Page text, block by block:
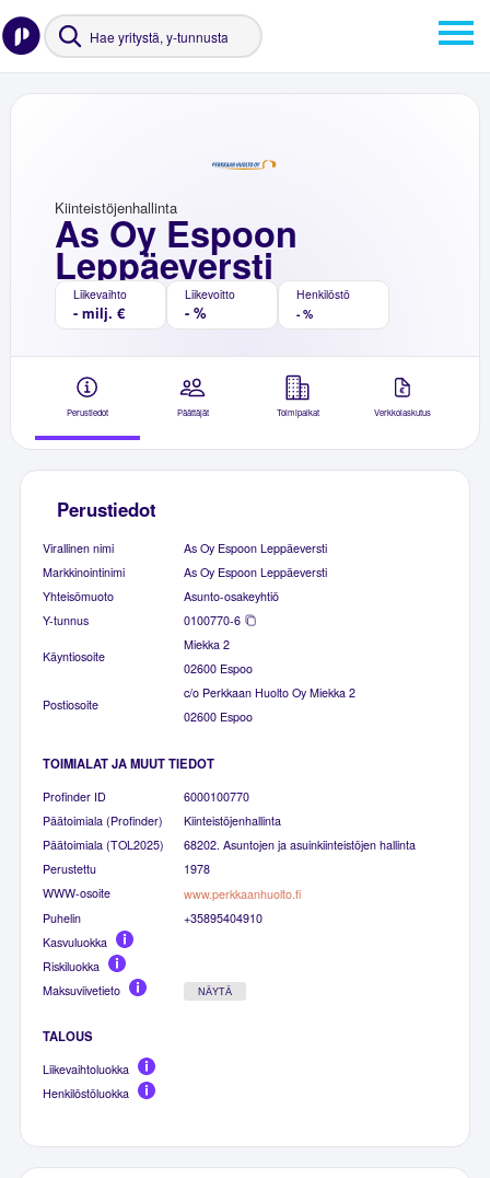
As Oy Espoon
Leppäeversti
Kiinteistöjenhallinta
Liikevaihto
- milj. €
Liikevoitto
- %
Henkilöstö
- %
Perustiedot Päättäjät Toimipaikat Verkkolaskutus
Perustiedot
Virallinen nimi
As Oy Espoon Leppäeversti
Markkinointinimi
As Oy Espoon Leppäeversti
Yhteisömuoto
Asunto-osakeyhtiö
Y-tunnus
0100770-6
Käyntiosoite
Miekka 2
02600 Espoo
Postiosoite
c/o Perkkaan Huolto Oy Miekka 2
02600 Espoo
TOIMIALAT JA MUUT TIEDOT
Profinder ID
6000100770
Päätoimiala (Profinder)
Kiinteistöjenhallinta
Päätoimiala (TOL2025)
68202. Asuntojen ja asuinkiinteistöjen hallinta
Perustettu
1978
WWW-osoite
www.perkkaanhuolto.fi
Puhelin
+35895404910
Kasvuluokka
Riskiluokka
Maksuviivetieto
NÄYTÄ
TALOUS
Liikevaihtoluokka
Henkilöstöluokka